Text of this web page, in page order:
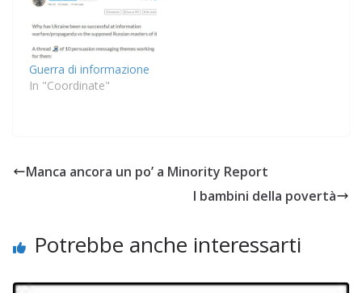
Guerra di informazione
In "Coordinate"
Manca ancora un po’ a Minority Report
I bambini della povertà
Potrebbe anche interessarti